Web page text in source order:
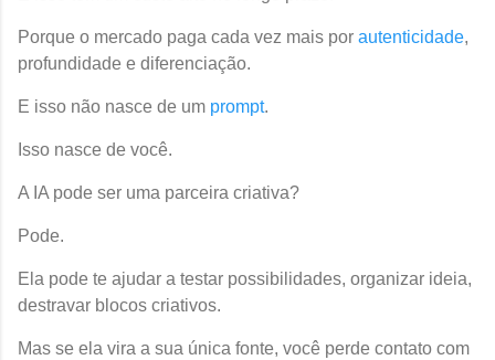
Porque o mercado paga cada vez mais por autenticidade,
profundidade e diferenciação.
E isso não nasce de um prompt.
Isso nasce de você.
A IA pode ser uma parceira criativa?
Pode.
Ela pode te ajudar a testar possibilidades, organizar ideia,
destravar blocos criativos.
Mas se ela vira a sua única fonte, você perde contato com